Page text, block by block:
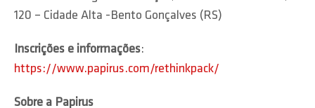
120 – Cidade Alta -Bento Gonçalves (RS)
Inscrições e informações:
https://www.papirus.com/rethinkpack/
Sobre a Papirus